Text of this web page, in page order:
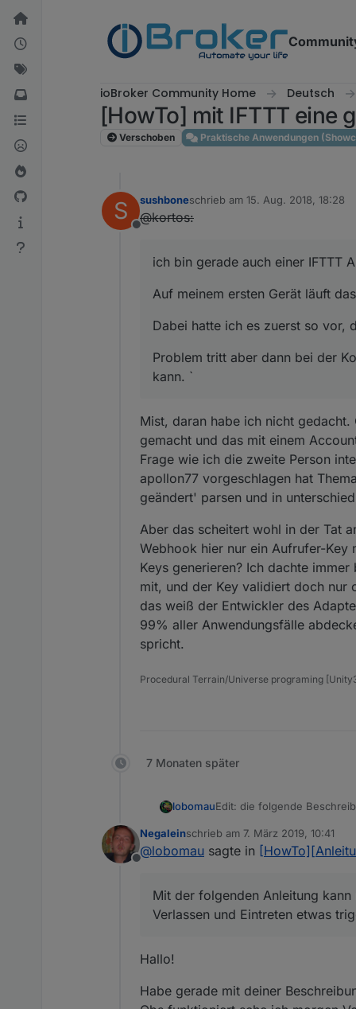
Weiter zum Inhalt
ioBroker Community Home Deutsch
[HowTo] mit IFTTT eine
Verschoben Praktische Anwendungen
S
Offline
sushboneschrieb am 15. Aug. 2018, 18:28
zuletzt editiert von
@kortos:
ich bin gerade auch einer IFTTT
Auf meinem ersten Gerät läuft
Dabei hatte ich es zuerst so vor,
Problem tritt aber dann bei der
kann. `
Mist, daran habe ich nicht gedacht.
gemacht und das mit einem
Frage wie ich die zweite Person
apollon77 vorgeschlagen hat
geändert' parsen und in
Aber das scheitert wohl in der Tat
Webhook hier nur ein Aufrufer-
Keys generieren? Ich dachte
mit, und der Key validiert doch nur
das weiß der Entwickler des
99% aller Anwendungsfälle
spricht.
Procedural Terrain/Universe programing
7 Monaten später
lobomauEdit: die folgende
Mit der folgenden
Eintreten etwas triggered,
Voraussetzung:
über die Internetseite
a) Das Prinzip ist das
Offline
Negaleinschrieb am 7. März 2019, 10:41
zuletzt editiert von
@lobomau sagte in
Mit der folgenden Anleitung
Verlassen und Eintreten etwas
Hallo!
Habe gerade mit deiner